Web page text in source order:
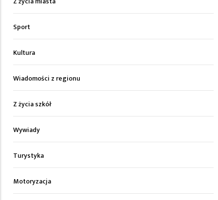
Sport
Kultura
Wiadomości z regionu
Z życia szkół
Wywiady
Turystyka
Motoryzacja